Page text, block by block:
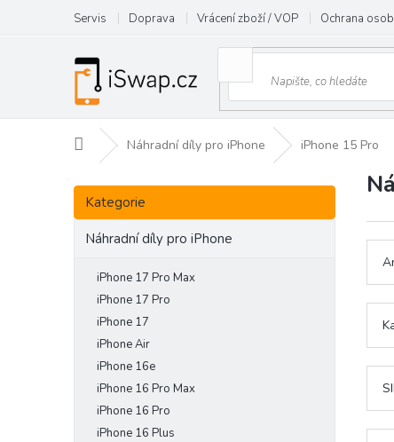
obsah
Servis Doprava Vrácení zboží / VOP Ochrana
Domů Náhradní díly pro iPhone iPhone 15 Pro
P
s
Přeskočit
kategorie
Kategorie
Náhradní díly pro iPhone
iPhone 17 Pro Max
iPhone 17 Pro
iPhone 17
iPhone Air
iPhone 16e
iPhone 16 Pro Max
iPhone 16 Pro
iPhone 16 Plus